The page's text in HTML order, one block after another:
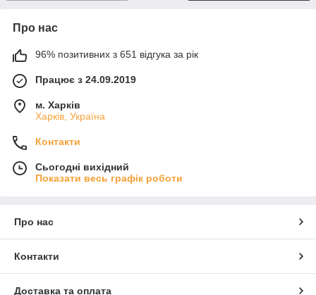
Про нас
96% позитивних з 651 відгука за рік
Працює з 24.09.2019
м. Харків
Харків, Україна
Контакти
Сьогодні вихідний
Показати весь графік роботи
Про нас
Контакти
Доставка та оплата